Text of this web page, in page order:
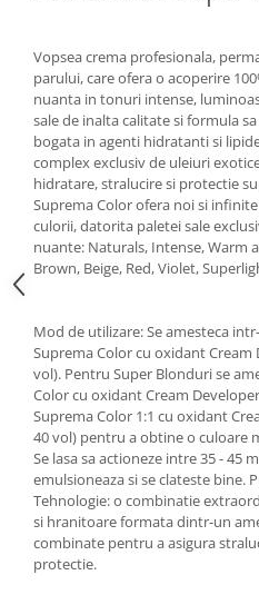
Vopsea crema profesionala,
parului, care ofera o acoperire
nuanta in tonuri intense,
sale de inalta calitate si formula
bogata in agenti hidratanti si
complex exclusiv de uleiuri
hidratare, stralucire si protectie
Suprema Color ofera noi si
culorii, datorita paletei sale
nuante: Naturals, Intense, Warm
Brown, Beige, Red, Violet,
Mod de utilizare: Se amesteca
Suprema Color cu oxidant Cream
vol). Pentru Super Blonduri se
Color cu oxidant Cream
Suprema Color 1:1 cu oxidant
40 vol) pentru a obtine o culoare
Se lasa sa actioneze intre 35 - 45
emulsioneaza si se clateste bine.
Tehnologie: o combinatie
si hranitoare formata dintr-un
combinate pentru a asigura
protectie.